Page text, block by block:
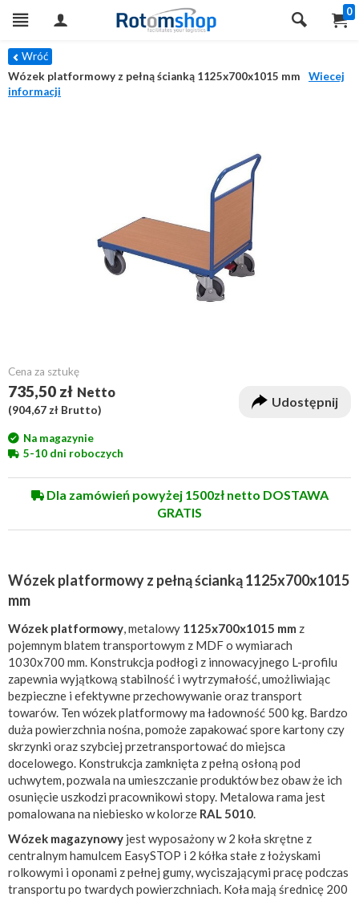
0
Wróć
Wózek platformowy z pełną ścianką 1125x700x1015 mm
Wiecej
informacji
Cena za sztukę
735,50 zł Netto
(904,67 zł Brutto)
Udostępnij
Na magazynie
5-10 dni roboczych
Dla zamówień powyżej 1500zł netto DOSTAWA
GRATIS
Wózek platformowy z pełną ścianką 1125x700x1015
mm
Wózek platformowy, metalowy 1125x700x1015 mm z
pojemnym blatem transportowym z MDF o wymiarach
1030x700 mm. Konstrukcja podłogi z innowacyjnego L-profilu
zapewnia wyjątkową stabilność i wytrzymałość, umożliwiając
bezpieczne i efektywne przechowywanie oraz transport
towarów. Ten wózek platformowy ma ładowność 500 kg. Bardzo
duża powierzchnia nośna, pomoże zapakować spore kartony czy
skrzynki oraz szybciej przetransportować do miejsca
docelowego. Konstrukcja zamknięta z pełną osłoną pod
uchwytem, pozwala na umieszczanie produktów bez obaw że ich
osunięcie uszkodzi pracownikowi stopy. Metalowa rama jest
pomalowana na niebiesko w kolorze RAL 5010.
Wózek magazynowy jest wyposażony w 2 koła skrętne z
centralnym hamulcem EasySTOP i 2 kółka stałe z łożyskami
rolkowymi i oponami z pełnej gumy, wyciszającymi pracę podczas
transportu po twardych powierzchniach. Koła mają średnicę 200